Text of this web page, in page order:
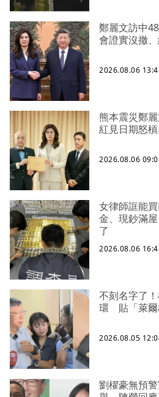
鄭麗文訪中
會證實沒撤
2026.08.06
熊本震災鄭
紅見日期怒
2026.08.06
女律師誆能
金、現鈔滿
了
2026.08.06
不刻名字了
環 貼「萊爾
2026.08.05
劉櫂豪無預